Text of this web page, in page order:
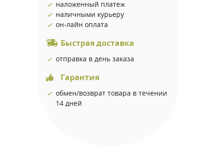
наложенный платеж
наличными курьеру
он-лайн оплата
Быстрая доставка
отправка в день заказа
Гарантия
обмен/возврат товара в течении
14 дней